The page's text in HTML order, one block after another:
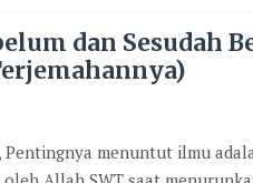
dan Sesudah
Pentingnya menuntut ilmu